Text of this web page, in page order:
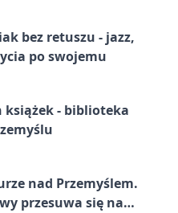
bez retuszu - jazz,
po swojemu
książek - biblioteka
nad Przemyślem.
przesuwa się na